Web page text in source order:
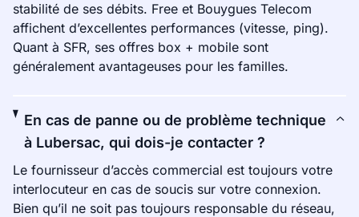
stabilité de ses débits. Free et Bouygues Telecom
affichent d’excellentes performances (vitesse, ping).
Quant à SFR, ses offres box + mobile sont
généralement avantageuses pour les familles.
En cas de panne ou de problème technique
à Lubersac, qui dois-je contacter ?
Le fournisseur d’accès commercial est toujours votre
interlocuteur en cas de soucis sur votre connexion.
Bien qu’il ne soit pas toujours responsable du réseau,